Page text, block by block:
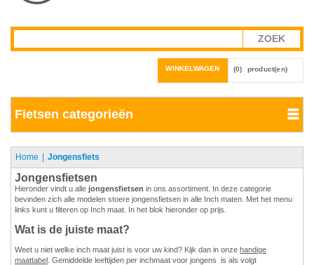
WINKELWAGEN (0) product(en)
Fietsen categorieën
Home Jongensfiets
Jongensfietsen
Hieronder vindt u alle jongensfietsen in ons assortiment. In deze categorie
bevinden zich alle modelen stoere jongensfietsen in alle Inch maten. Met het menu
links kunt u filteren op Inch maat. In het blok hieronder op prijs.
Wat is de juiste maat?
Weet u niet welke inch maat juist is voor uw kind? Kijk dan in onze handige
maattabel . Gemiddelde leeftijden per inchmaat voor jongens is als volgt